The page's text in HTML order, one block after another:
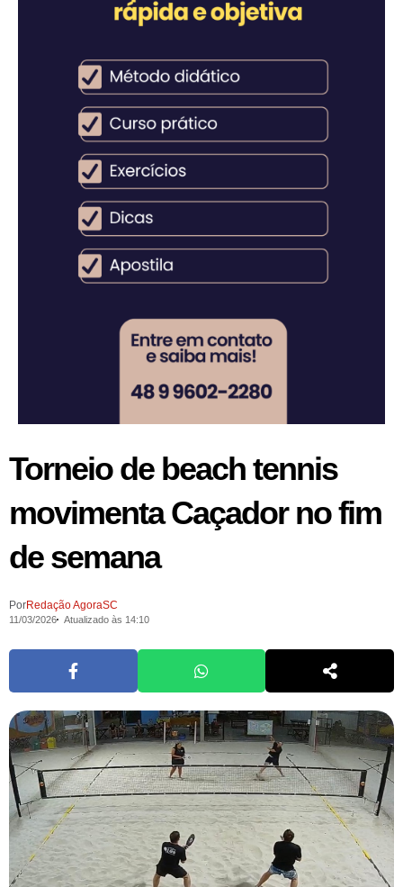
Torneio de beach tennis
movimenta Caçador no fim
de semana
PorRedação AgoraSC
11/03/2026 Atualizado às 14:10